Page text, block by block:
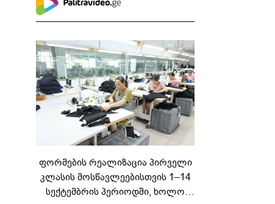
ფორმების რეალიზაცია პირველი
კლასის მოსწავლეებისთვის 1–14
სექტემბრის პერიოდში, ხოლო